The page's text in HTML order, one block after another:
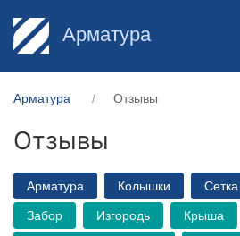
Арматура
Арматура Отзывы
Отзывы
Арматура Колышки Сетка
Забор Изгородь Крыша